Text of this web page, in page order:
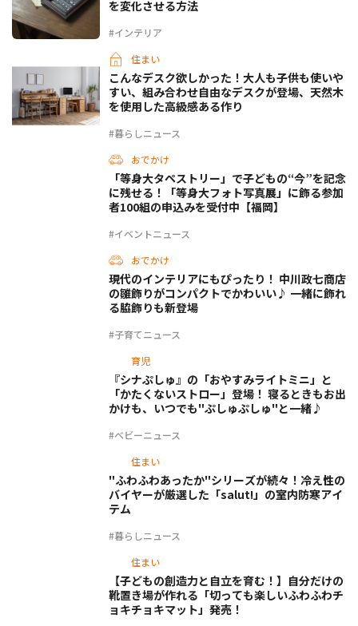
#インテリア
を変化させる方法
住まい
#暮らしニュース
こんなデスク欲しかった！大人も子供も使いや
すい、組み合わせ自由なデスクが登場、天然木
を使用した高級感ある作り
おでかけ
#イベントニュース
「等身大タペストリー」で子どもの“今”を記念
に残せる！「等身大フォト写真展」に飾る参加
者100組の申込みを受付中【福岡】
おでかけ
#子育てニュース
現代のインテリアにもぴったり！ 中川政七商店
の雛飾りがコンパクトでかわいい♪ 一緒に飾れ
る脇飾りも新登場
育児
#ベビーニュース
『シナぷしゅ』の「おやすみライトミニ」と
「かたくないストロー」登場！ 寝るときもお出
かけも、いつでも"ぷしゅぷしゅ"と一緒♪
住まい
#暮らしニュース
"ふわふわあったか"シリーズが続々！冷え性の
バイヤーが厳選した「salut!」の室内防寒アイ
テム
住まい
【子どもの創造力と自立を育む！】自分だけの
靴置き場が作れる「切っても楽しいふわふわチ
ョキチョキマット」発売！